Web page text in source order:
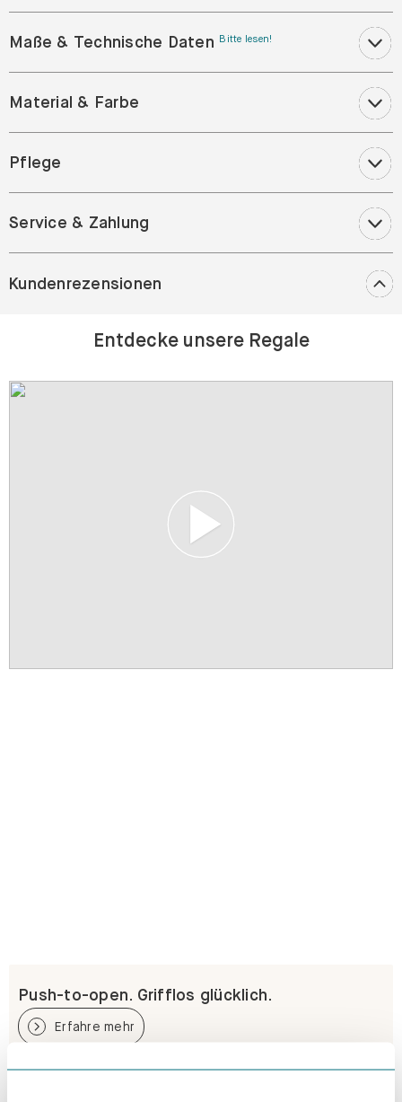
Maße & Technische Daten Bitte lesen!
Material & Farbe
Pflege
Service & Zahlung
Kundenrezensionen
Entdecke unsere Regale
Push-to-open. Grifflos glücklich.
Erfahre mehr